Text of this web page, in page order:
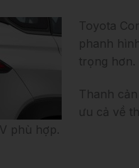
Toyota
phanh
trọng hơn.
Thanh
ưu cả về
phù hợp.